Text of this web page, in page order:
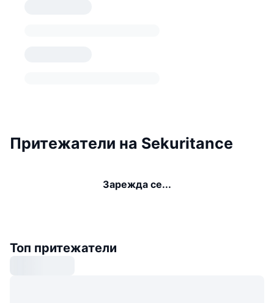
Притежатели на Sekuritance
Зарежда се...
Топ притежатели